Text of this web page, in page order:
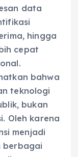
data
hingga
cepat
bahwa
teknologi
bukan
Oleh karena
menjadi
berbagai